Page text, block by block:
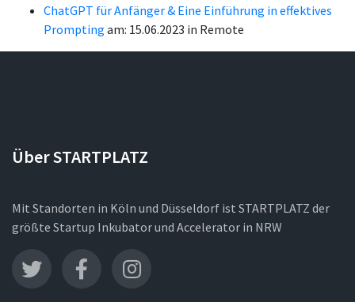
ChatGPT für Anfänger & Eine Einführung in effektives
Prompting am: 15.06.2023 in Remote
Über STARTPLATZ
Mit Standorten in Köln und Düsseldorf ist STARTPLATZ der
größte Startup Inkubator und Accelerator in NRW